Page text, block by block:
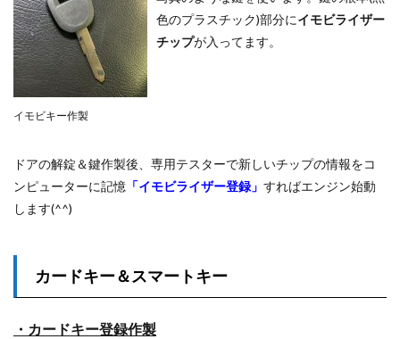
イモビキー作製
色のプラスチック)部分にイモビライザー
チップが入ってます。
ドアの解錠＆鍵作製後、専用テスターで新しいチップの情報をコ
ンピューターに記憶 「イモビライザー登録」 すればエンジン始動
します(^^)
カードキー＆スマートキー
・カードキー登録作製